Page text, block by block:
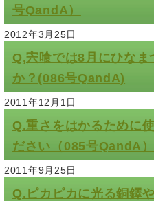
号QandA）
2012年3月25日
Q,宍喰では8月にひな
か？(086号QandA)
2011年12月1日
Q.重さをはかるために
ださい（085号QandA）
2011年9月25日
Q.ピカピカに光る銅鐸